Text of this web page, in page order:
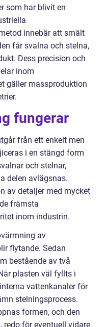
som har blivit en
innebär att smält
får svalna och stelna,
Dess precision och
inom
gäller massproduktion
fungerar
från ett enkelt men
i en stängd form
och stelnar,
delen avlägsnas.
av detaljer med mycket
främsta
inom industrin.
av
flytande. Sedan
bestående av två
plasten väl fyllts i
vattenkanaler för
stelningsprocess.
formen, och den
för eventuell vidare